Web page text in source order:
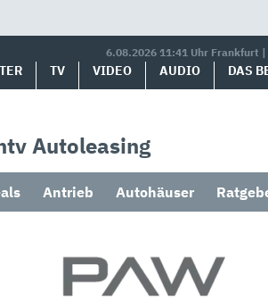
6.08.2026 11:41 Uhr Frankfurt
TV VIDEO AUDIO DAS
Autoleasing
Antrieb Autohäuser